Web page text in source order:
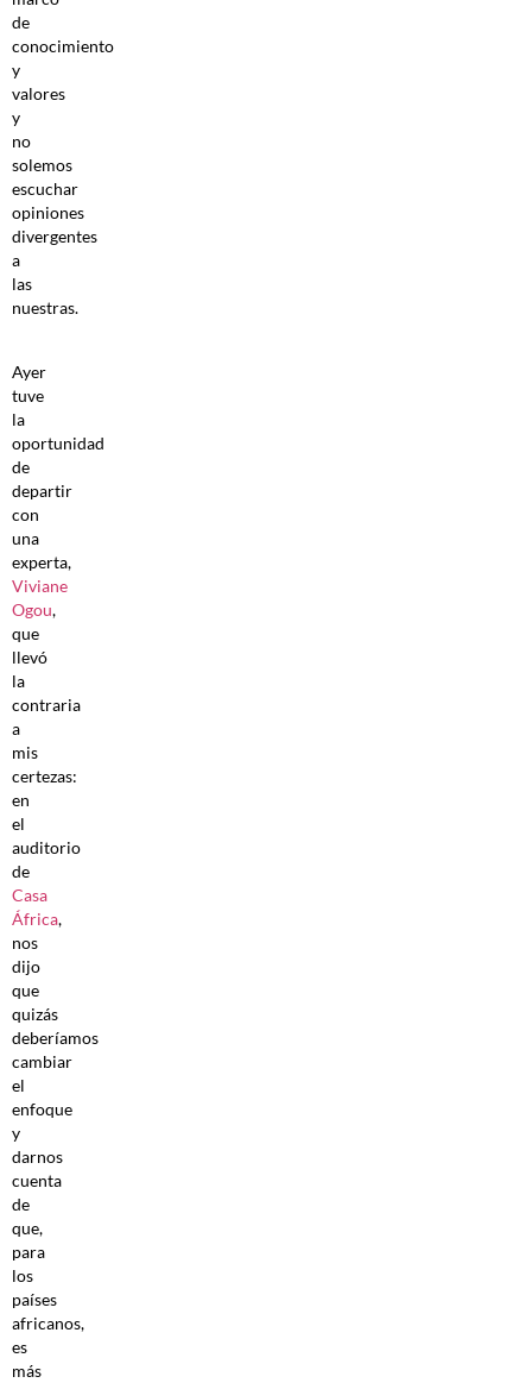
de
conocimiento
y
valores
y
no
solemos
escuchar
opiniones
divergentes
a
las
nuestras.
Ayer
tuve
la
oportunidad
de
departir
con
una
experta,
Viviane
Ogou,
que
llevó
la
contraria
a
mis
certezas:
en
el
auditorio
de
Casa
África,
nos
dijo
que
quizás
deberíamos
cambiar
el
enfoque
y
darnos
cuenta
de
que,
para
los
países
africanos,
es
más